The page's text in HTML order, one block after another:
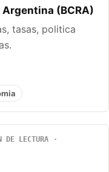
(BCRA)
tasas, politica
DE LECTURA